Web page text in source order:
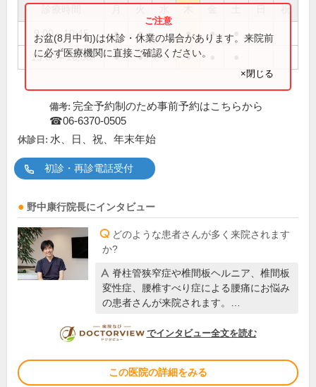
祝
9:00～10:45 ● ● ● ●
15:00～16:30 ● ● ●
お盆(8月中旬)は休診・休業の場合があります。来院前
に必ず医療機関に直接ご確認ください。
×閉じる
備考: 完全予約制のため事前予約はこちらから
☎06-6370-0505
休診日: 水、日、祝、年末年始
初診・再診電話受付
野中康行院長にインタビュー
どのような患者さんが多く来院されます
か?
脊柱管狭窄症や椎間板ヘルニア、椎間板
変性症、腰椎すべり症による腰痛にお悩み
の患者さんが来院されます。…
DOCTORVIEW
でインタビュー全文を読む
この医院の詳細をみる